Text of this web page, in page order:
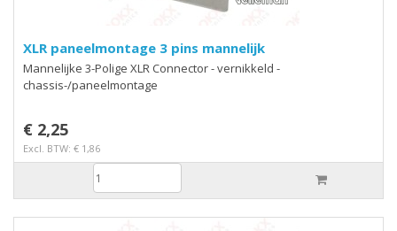
XLR paneelmontage 3 pins mannelijk
Mannelijke 3-Polige XLR Connector - vernikkeld -
chassis-/paneelmontage
€ 2,25
Excl. BTW: € 1,86